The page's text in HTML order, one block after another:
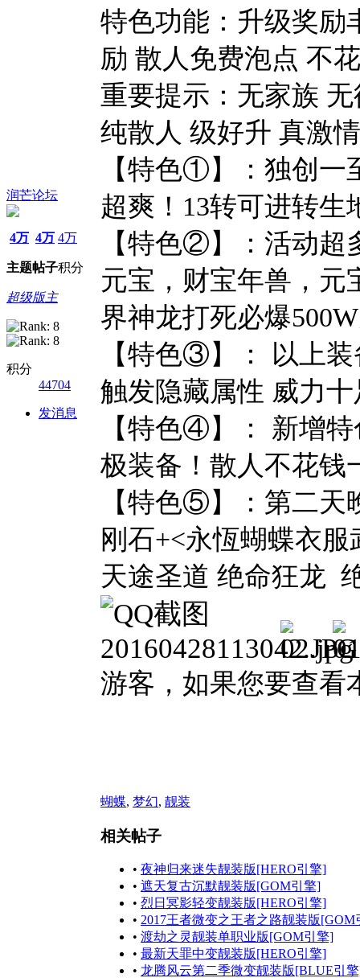
润芒论坛
4万
主题
4万
帖子
4万
积分
超级版主
积分
44704
发消息
特色功能：升级奖励
励 散人免费泡点 不
重要提示：无家族
纯散人 级好升 真激
【特色①】：独创一
超爽！13转可进转生
【特色②】：活动超
元宝，财宝年兽，元
界神龙打死必爆
【特色③】： 以上
触发隐藏属性 威力
【特色④】： 新增
极装备！散人不花钱
【特色⑤】：第二天
刚石+<永恆蝴蝶衣
天途圣道 绝命狂龙
游客，如果您要查看
蝴蝶, 梦幻, 靓装
相关帖子
• 夜神归来迷失靓装版[HERO引擎]
• 遮天复古沉默靓装版[GOM引擎]
• 烈日冥影轻变靓装版[HERO引擎]
• 2017王者微变之王者之路靓装版[GOM
• 渡劫之灵靓装单职业版[GOM引擎]
• 最新天罪中变靓装版[HERO引擎]
• 龙腾风云第二季微变靓装版[BLUE引